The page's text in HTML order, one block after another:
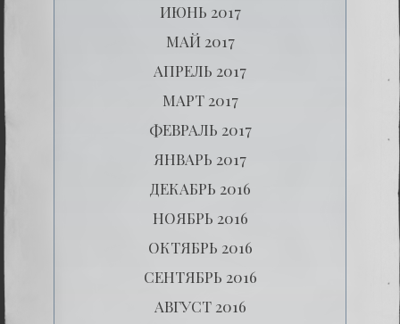
ИЮНЬ 2017
МАЙ 2017
АПРЕЛЬ 2017
МАРТ 2017
ФЕВРАЛЬ 2017
ЯНВАРЬ 2017
ДЕКАБРЬ 2016
НОЯБРЬ 2016
ОКТЯБРЬ 2016
СЕНТЯБРЬ 2016
АВГУСТ 2016